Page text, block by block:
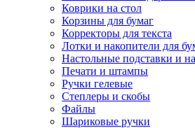
Коврики на стол
Корзины для бумаг
Корректоры для текста
Лотки и накопители для
Настольные подставки и
Печати и штампы
Ручки гелевые
Степлеры и скобы
Файлы
Шариковые ручки